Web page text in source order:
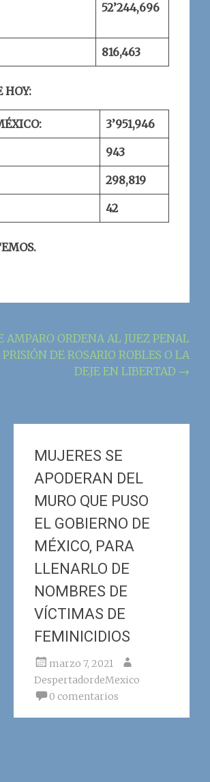
52’244,696
816,463
HOY:
3’951,946
943
298,819
42
AMPARO ORDENA AL JUEZ PENAL
DE ROSARIO ROBLES O LA
DEJE EN LIBERTAD →
MUJERES SE
APODERAN DEL
MURO QUE PUSO
EL GOBIERNO DE
MÉXICO, PARA
LLENARLO DE
NOMBRES DE
VÍCTIMAS DE
FEMINICIDIOS
marzo 7, 2021
DespertadordeMexico
0 comentarios